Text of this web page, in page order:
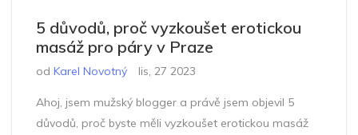
5 důvodů, proč vyzkoušet erotickou
masáž pro páry v Praze
od Karel Novotný lis, 27 2023
Ahoj, jsem mužský blogger a právě jsem objevil 5
důvodů, proč byste měli vyzkoušet erotickou masáž